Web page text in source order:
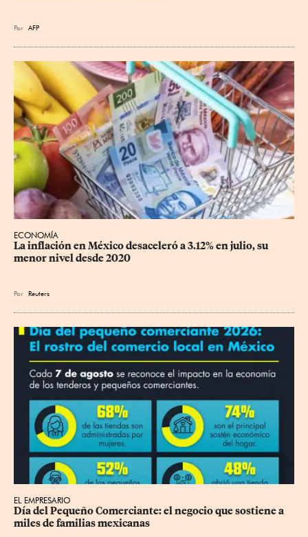
Por AFP
ECONOMÍA
La inflación en México desaceleró a 3.12% en julio, su
menor nivel desde 2020
Por Reuters
EL EMPRESARIO
Día del Pequeño Comerciante: el negocio que sostiene a
miles de familias mexicanas